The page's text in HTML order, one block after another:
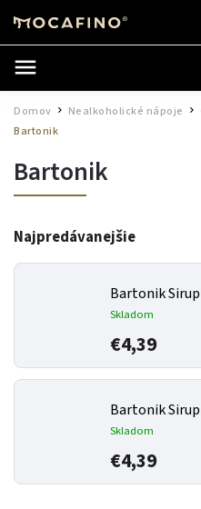
Domov Nealkoholické nápoje
Bartonik
Bartonik
Najpredávanejšie
Bartonik
Skladom
€4,39
Bartonik
Skladom
€4,39